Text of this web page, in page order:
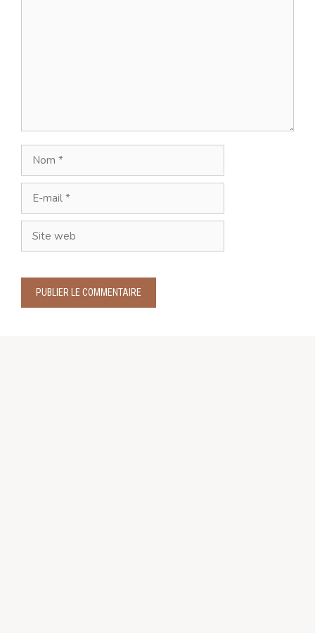
Nom
mail
Site
web